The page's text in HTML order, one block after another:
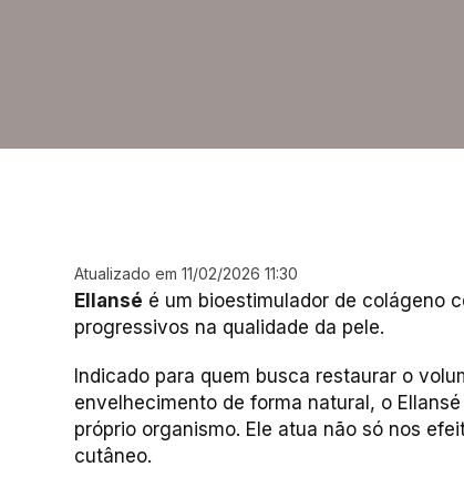
Atualizado em 11/02/2026 11:30
Ellansé é um bioestimulador de colágeno
progressivos na qualidade da pele.
Indicado para quem busca restaurar o
envelhecimento de forma natural, o
próprio organismo. Ele atua não só nos
cutâneo.